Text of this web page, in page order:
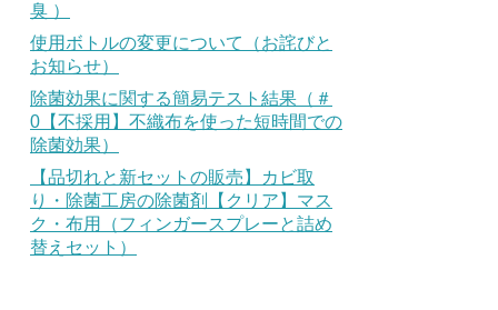
臭 ）
使用ボトルの変更について（お詫びと
お知らせ）
除菌効果に関する簡易テスト結果（＃
0【不採用】不織布を使った短時間での
除菌効果）
【品切れと新セットの販売】カビ取
り・除菌工房の除菌剤【クリア】マス
ク・布用（フィンガースプレーと詰め
替えセット）